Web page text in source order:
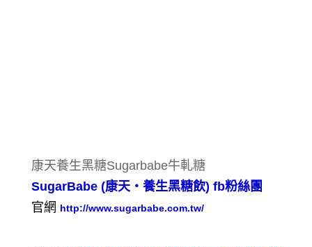
康天養生黑糖Sugarbabe牛軋糖
SugarBabe (康天‧養生黑糖飲) fb粉絲團
官網 http://www.sugarbabe.com.tw/